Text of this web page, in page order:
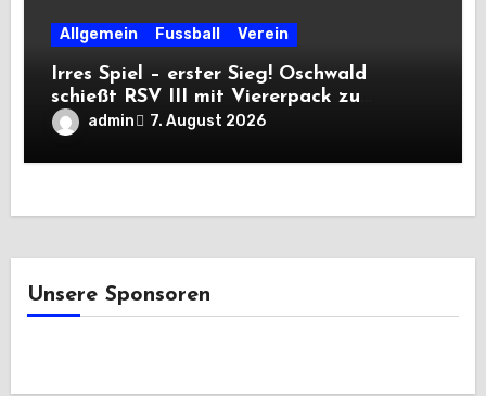
Allgemein Fussball Verein
Irres Spiel – erster Sieg! Oschwald
schießt RSV III mit Viererpack zu
Premiere
admin 7. August 2026
Unsere Sponsoren